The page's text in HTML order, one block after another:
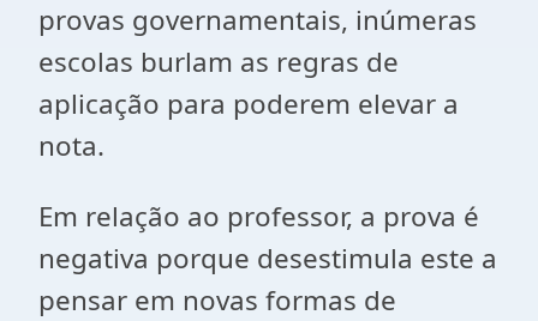
provas governamentais, inúmeras
escolas burlam as regras de
aplicação para poderem elevar a
nota.
Em relação ao professor, a prova é
negativa porque desestimula este a
pensar em novas formas de